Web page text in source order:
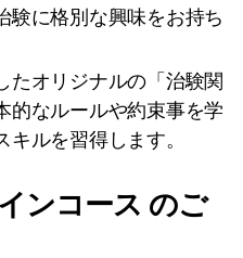
験に格別な興味をお持ち
たオリジナルの「治験関
的なルールや約束事を学
ルを習得します。
ンコース のご